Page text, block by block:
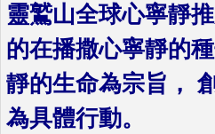
靈鷲山全球心寧靜
的在播撒心寧靜的
靜的生命為宗旨，
為具體行動。